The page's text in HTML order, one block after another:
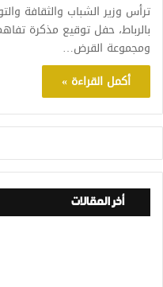
ترأس وزير الشباب والثقافة
ومجموعة القرض…
أكمل القراءة »
أخر المقالات